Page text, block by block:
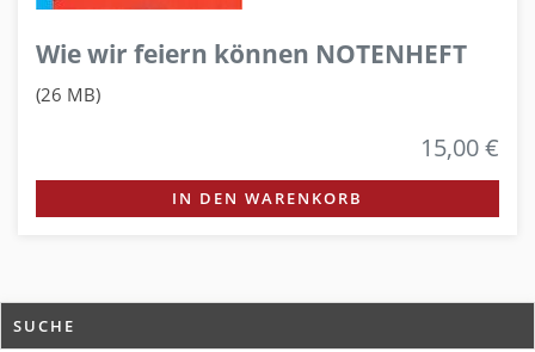
Wie wir feiern können NOTENHEFT
(26 MB)
15,00 €
IN DEN WARENKORB
SUCHE